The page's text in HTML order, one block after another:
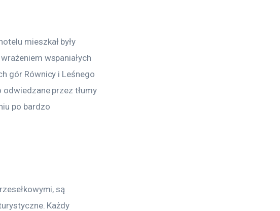
mieszkał były
wspaniałych
gór Równicy i Leśnego
przez tłumy
po bardzo
są
Każdy